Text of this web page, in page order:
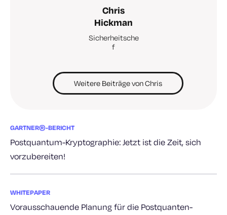
Chris
Hickman
Sicherheitsche
f
Weitere Beiträge von Chris
GARTNER®-BERICHT
Postquantum-Kryptographie: Jetzt ist die Zeit, sich
vorzubereiten!
WHITEPAPER
Vorausschauende Planung für die Postquanten-